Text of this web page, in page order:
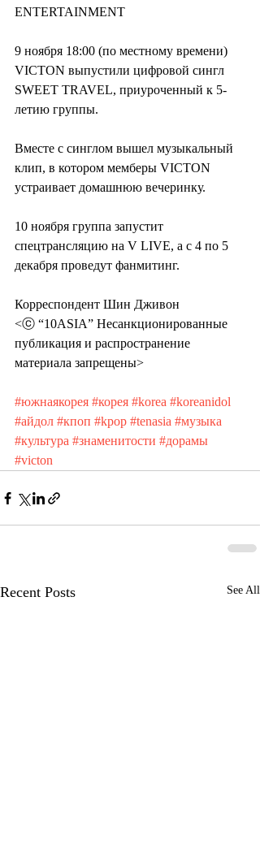
ENTERTAINMENT
9 ноября 18:00 (по местному времени)
VICTON выпустили цифровой сингл
SWEET TRAVEL, приуроченный к 5-
летию группы.
Вместе с синглом вышел музыкальный
клип, в котором мемберы VICTON
устраивает домашнюю вечеринку.
10 ноября группа запустит
спецтрансляцию на V LIVE, а с 4 по 5
декабря проведут фанмитинг.
Корреспондент Шин Дживон
<ⓒ “10ASIA” Несанкционированные
публикация и распространение
материала запрещены>
#южнаякорея #корея #korea #koreanidol
#айдол #кпоп #kpop #tenasia #музыка
#культура #знаменитости #дорамы
#victon
Recent Posts See All